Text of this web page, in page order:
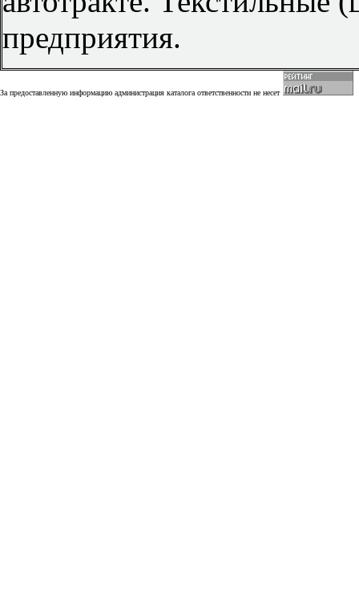
предприятия.
За предоставленную информацию администрация каталога ответственности не несет